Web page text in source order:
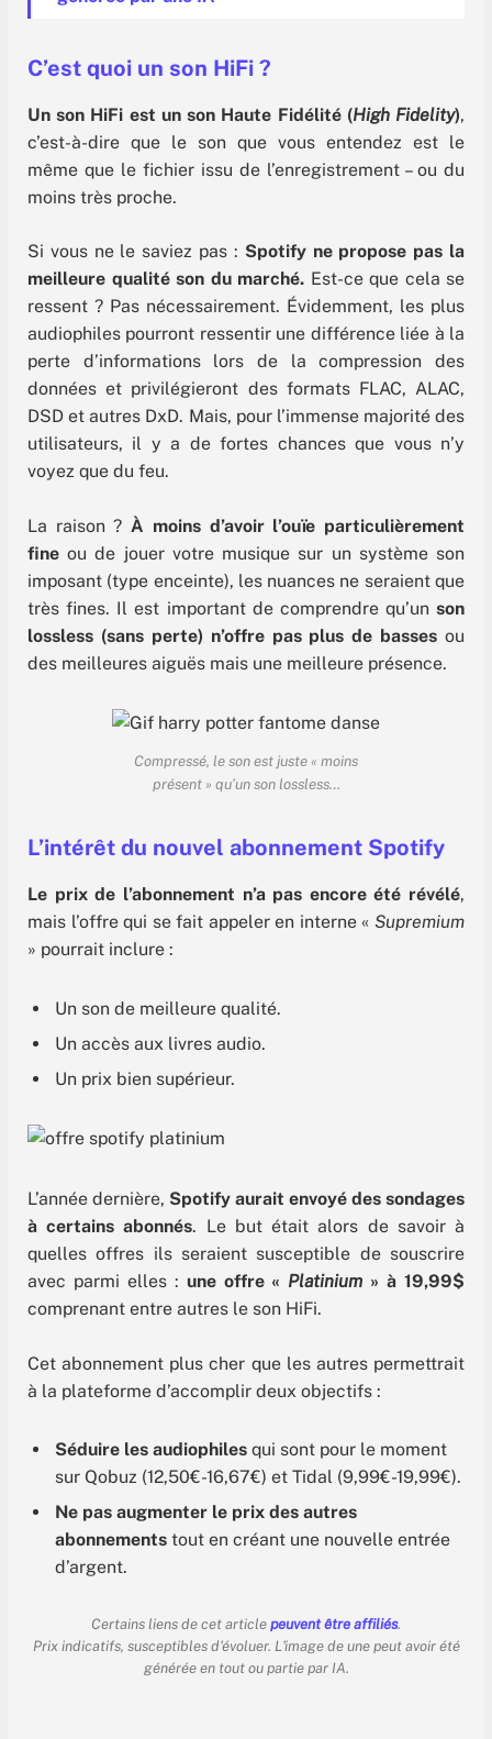
C’est quoi un son HiFi ?
Un son HiFi est un son Haute Fidélité (High Fidelity),
c’est-à-dire que le son que vous entendez est le
même que le fichier issu de l’enregistrement – ou du
moins très proche.
Si vous ne le saviez pas : Spotify ne propose pas la
meilleure qualité son du marché. Est-ce que cela se
ressent ? Pas nécessairement. Évidemment, les plus
audiophiles pourront ressentir une différence liée à la
perte d’informations lors de la compression des
données et privilégieront des formats FLAC, ALAC,
DSD et autres DxD. Mais, pour l’immense majorité des
utilisateurs, il y a de fortes chances que vous n’y
voyez que du feu.
La raison ? À moins d’avoir l’ouïe particulièrement
fineou de jouer votre musique sur un système son
imposant (type enceinte), les nuances ne seraient que
très fines. Il est important de comprendre qu’un son
lossless (sans perte) n’offre pas plus de basses ou
des meilleures aiguës mais une meilleure présence.
Compressé, le son est juste « moins
présent » qu’un son lossless…
L’intérêt du nouvel abonnement Spotify
Le prix de l’abonnement n’a pas encore été révélé,
mais l’offre qui se fait appeler en interne « Supremium
» pourrait inclure :
Un son de meilleure qualité.
Un accès aux livres audio.
Un prix bien supérieur.
L’année dernière, Spotify aurait envoyé des sondages
à certains abonnés. Le but était alors de savoir à
quelles offres ils seraient susceptible de souscrire
avec parmi elles : une offre « Platinium » à 19,99$
comprenant entre autres le son HiFi.
Cet abonnement plus cher que les autres permettrait
à la plateforme d’accomplir deux objectifs :
Séduire les audiophiles qui sont pour le moment
sur Qobuz (12,50€-16,67€) et Tidal (9,99€-19,99€).
Ne pas augmenter le prix des autres
abonnements tout en créant une nouvelle entrée
d’argent.
Certains liens de cet article peuvent être affiliés.
Prix indicatifs, susceptibles d'évoluer. L'image de une peut avoir été
générée en tout ou partie par IA.